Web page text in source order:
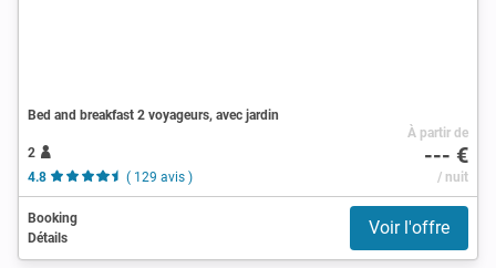
Bed and breakfast 2 voyageurs, avec jardin
2
4.8
( 129 avis )
À partir de
--- €
/ nuit
Booking
Détails
Voir l'offre